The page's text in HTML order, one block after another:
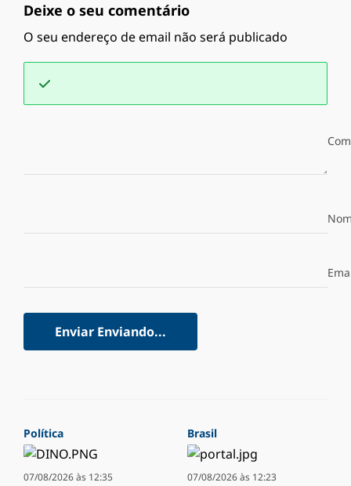
Deixe o seu comentário
O seu endereço de email não será publicado
Enviar Enviando...
Política
07/08/2026 às 12:35
Brasil
07/08/2026 às 12:23